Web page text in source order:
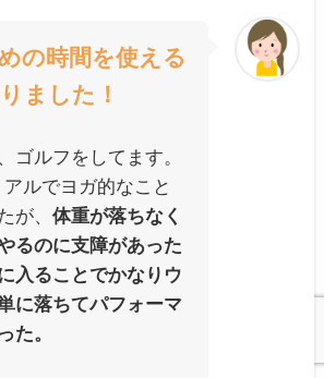
の時間を使える
ました！
ゴルフをしてます。
アルでヨガ的なこと
が、体重が落ちなく
るのに支障があった
入ることでかなりウ
に落ちてパフォーマ
た。